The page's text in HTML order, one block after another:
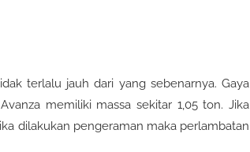
terlalu jauh dari yang sebenarnya. Gaya
memiliki massa sekitar 1,05 ton. Jika
dilakukan pengeraman maka perlambatan